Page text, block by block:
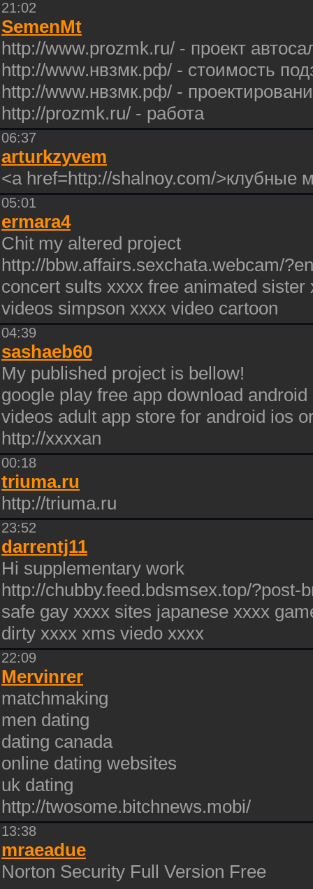
21:02
SemenMt
http://www.prozmk.ru/ - проект
http://www.нвзмк.рф/ - стоимость
http://www.нвзмк.рф/ -
http://prozmk.ru/ - работа
06:37
arturkzyvem
<a href=http://shalnoy.com/>клубные
05:01
ermara4
Chit my altered project
http://bbw.affairs.sexchata.webcam/
concert sults xxxx free animated
videos simpson xxxx video cartoon
04:39
sashaeb60
My published project is bellow!
google play free app download
videos adult app store for android ios
http://xxxxan
00:18
triuma.ru
http://triuma.ru
23:52
darrentj11
Hi supplementary work
http://chubby.feed.bdsmsex.top/?post-
safe gay xxxx sites japanese xxxx
dirty xxxx xms viedo xxxx
22:09
Mervinrer
matchmaking
men dating
dating canada
online dating websites
uk dating
http://twosome.bitchnews.mobi/
13:38
mraeadue
Norton Security Full Version Free